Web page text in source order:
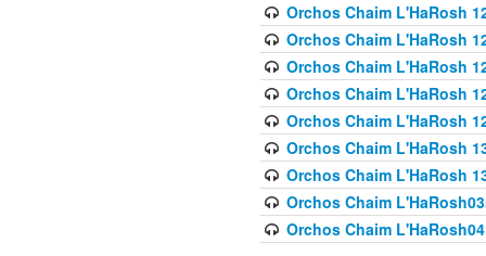
Orchos Chaim L'HaRosh
Orchos Chaim L'HaRosh
Orchos Chaim L'HaRosh
Orchos Chaim L'HaRosh
Orchos Chaim L'HaRosh
Orchos Chaim L'HaRosh
Orchos Chaim L'HaRosh
Orchos Chaim
Orchos Chaim